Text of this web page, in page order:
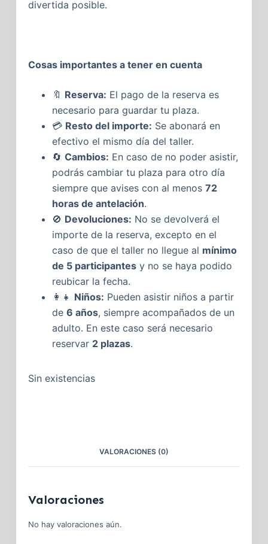
divertida posible.
Cosas importantes a tener en cuenta
🔖 Reserva: El pago de la reserva es
necesario para guardar tu plaza.
💳 Resto del importe: Se abonará en
efectivo el mismo día del taller.
🔄 Cambios: En caso de no poder asistir,
podrás cambiar tu plaza para otro día
siempre que avises con al menos 72
horas de antelación.
🚫 Devoluciones: No se devolverá el
importe de la reserva, excepto en el
caso de que el taller no llegue al mínimo
de 5 participantesy no se haya podido
reubicar la fecha.
👩 Niños: Pueden asistir niños a partir
de 6 años, siempre acompañados de un
adulto. En este caso será necesario
reservar 2 plazas.
Sin existencias
VALORACIONES (0)
Valoraciones
No hay valoraciones aún.